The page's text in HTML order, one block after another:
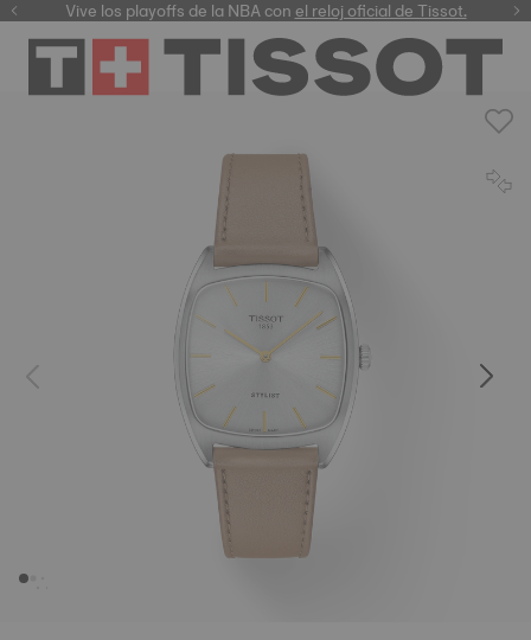
Vive los playoffs de la NBA conel reloj oficial de Tissot.